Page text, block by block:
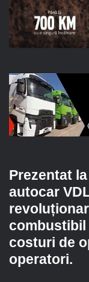
Prezentat
autocar
combustibil
costuri de
operatori.